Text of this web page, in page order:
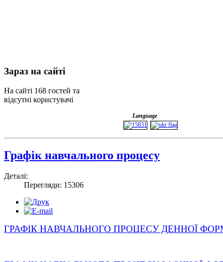
Зараз на сайті
На сайті 168 гостей та
відсутні користувачі
Language
Графік навчального процесу
Деталі:
Перегляди: 15306
ГРАФІК НАВЧАЛЬНОГО ПРОЦЕСУ ДЕННОЇ